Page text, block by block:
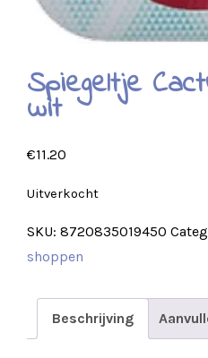
Spiegeltje
wit
€11.20
Uitverkocht
SKU: 8720835019450
shoppen
Beschrijving